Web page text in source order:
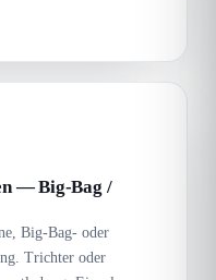
— Big-Bag /
Big-Bag- oder
Trichter oder